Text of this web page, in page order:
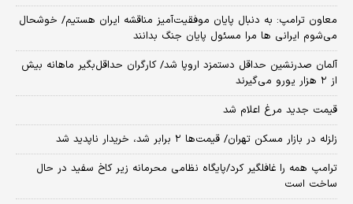
معاون ترامپ: به دنبال پایان موفقیت‌آمیز مناقشه ایران هستیم/ خوشحال
می‌شوم ایرانی ها مرا مسئول پایان جنگ بدانند
آلمان صدرنشین حداقل دستمزد اروپا شد/ کارگران حداقل‌بگیر ماهانه بیش
از ۲ هزار یورو می‌گیرند
قیمت جدید مرغ اعلام شد
زلزله در بازار مسکن تهران/ قیمت‌ها ۲ برابر شد، خریدار ناپدید شد
ترامپ همه را غافلگیر کرد/پایگاه نظامی محرمانه زیر کاخ سفید در حال
ساخت است